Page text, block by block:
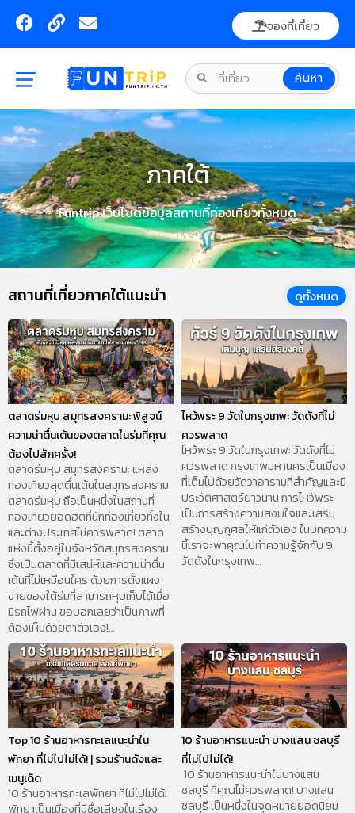
content
F
a
c
e
b
o
o
k
L
i
n
E
v
e
l
o
p
e
จองที่เที่ยว
ค้นหา
ภาคใต้
Funtrip เว็บไซต์ข้อมูลสถานที่ท่องเที่ยวทั้งหมด
สถานที่เที่ยวภาคใต้แนะนำ ดูทั้งหมด
ตลาดร่มหุบ สมุทรสงคราม: พิสูจน์
ความน่าตื่นเต้นของตลาดในร่มที่คุณ
ต้องไปสักครั้ง!
ตลาดร่มหุบ สมุทรสงคราม: แหล่ง
ท่องเที่ยวสุดตื่นเต้นในสมุทรสงคราม
ตลาดร่มหุบ ถือเป็นหนึ่งในสถานที่
ท่องเที่ยวยอดฮิตที่นักท่องเที่ยวทั้งใน
และต่างประเทศไม่ควรพลาด! ตลาด
แห่งนี้ตั้งอยู่ในจังหวัดสมุทรสงคราม
ซึ่งเป็นตลาดที่มีเสน่ห์และความน่าตื่น
เต้นที่ไม่เหมือนใคร ด้วยการตั้งแผง
ขายของใต้ร่มที่สามารถหุบเก็บได้เมื่อ
มีรถไฟผ่าน ขอบอกเลยว่าเป็นภาพที่
ต้องเห็นด้วยตาตัวเอง!…
ไหว้พระ 9 วัดในกรุงเทพ: วัดดังที่ไม่
ควรพลาด
ไหว้พระ 9 วัดในกรุงเทพ: วัดดังที่ไม่
ควรพลาด กรุงเทพมหานครเป็นเมือง
ที่เต็มไปด้วยวัดวาอารามที่สำคัญและมี
ประวัติศาสตร์ยาวนาน การไหว้พระ
เป็นการสร้างความสงบใจและเสริม
สร้างบุญกุศลให้แก่ตัวเอง ในบทความ
นี้เราจะพาคุณไปทำความรู้จักกับ 9
วัดดังในกรุงเทพ…
Top 10 ร้านอาหารทะเลแนะนำใน
พัทยา ที่ไม่ไปไม่ได้! | รวมร้านดังและ
เมนูเด็ด
10 ร้านอาหารทะเลพัทยา ที่ไม่ไปไม่ได้!
พัทยาเป็นเมืองที่มีชื่อเสียงในเรื่อง
10 ร้านอาหารแนะนำ บางแสน ชลบุรี
ที่ไม่ไปไม่ได้!
10 ร้านอาหารแนะนำในบางแสน
ชลบุรี ที่คุณไม่ควรพลาด! บางแสน
ชลบุรี เป็นหนึ่งในจุดหมายยอดนิยม
P
A
G
E
P
A
G
E
P
A
G
E
P
A
G
E
P
A
G
E